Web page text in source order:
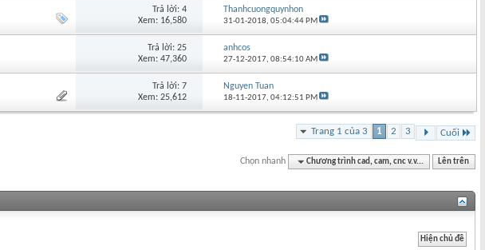
Trả lời: 4
Xem: 16,580
Thanhcuongquynhon
31-01-2018,05:04:44 PM
Trả lời: 25
Xem: 47,360
anhcos
27-12-2017,08:54:10 AM
Trả lời: 7
Xem: 25,612
Nguyen Tuan
18-11-2017,04:12:51 PM
Trang 1 của 3 1 2 3 Cuối
Chọn nhanh Chương trình cad, cam, cnc v.v... Lên trên